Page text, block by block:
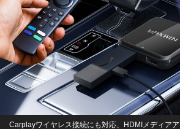
Carplayワイヤレス接続にも対応、HDMIメディア